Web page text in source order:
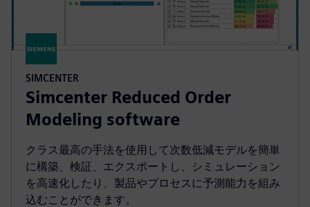
SIMCENTER
Simcenter Reduced Order
Modeling software
クラス最高の手法を使用して次数低減モデルを簡単
に構築、検証、エクスポートし、シミュレーション
を高速化したり、製品やプロセスに予測能力を組み
込むことができます。